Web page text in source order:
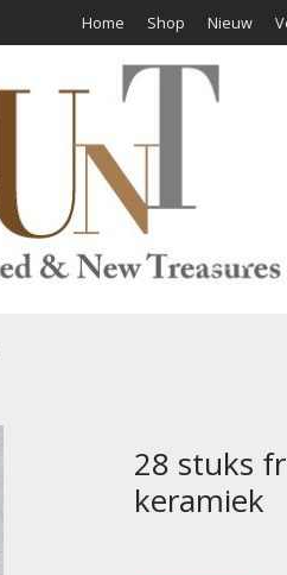
Home Shop Nieuw
28 stuks
keramiek